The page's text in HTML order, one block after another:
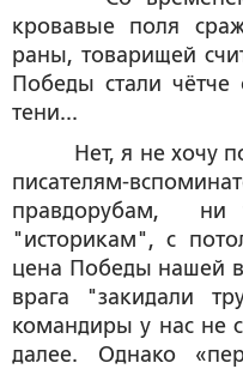
кровавые поля
раны, товарищей
Победы стали чётче
тени...
Нет, я не хочу
писателям-
правдорубам, ни
"историкам", с
цена Победы нашей
врага "закидали
командиры у нас не
далее. Однако